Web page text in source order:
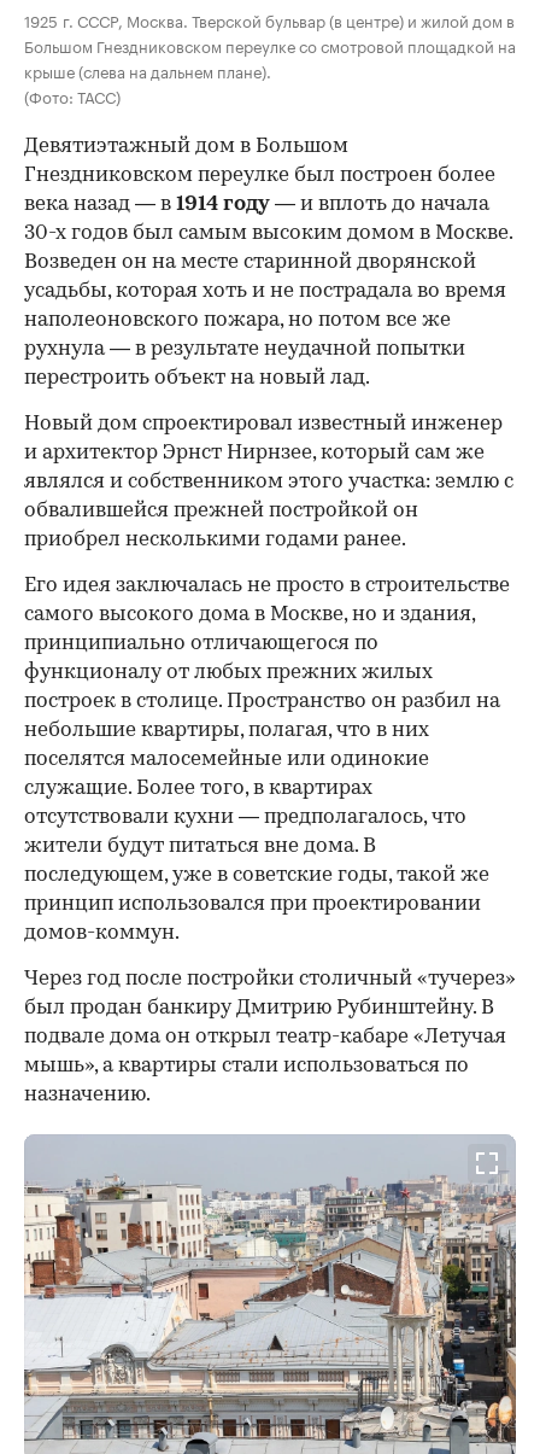
1925 г. СССР, Москва. Тверской бульвар (в центре) и жилой дом в
Большом Гнездниковском переулке со смотровой площадкой на
крыше (слева на дальнем плане).
(Фото: ТАСС)
Девятиэтажный дом в Большом
Гнездниковском переулке был построен более
века назад — в 1914 году — и вплоть до начала
30-х годов был самым высоким домом в Москве.
Возведен он на месте старинной дворянской
усадьбы, которая хоть и не пострадала во время
наполеоновского пожара, но потом все же
рухнула — в результате неудачной попытки
перестроить объект на новый лад.
Новый дом спроектировал известный инженер
и архитектор Эрнст Нирнзее, который сам же
являлся и собственником этого участка: землю с
обвалившейся прежней постройкой он
приобрел несколькими годами ранее.
Его идея заключалась не просто в строительстве
самого высокого дома в Москве, но и здания,
принципиально отличающегося по
функционалу от любых прежних жилых
построек в столице. Пространство он разбил на
небольшие квартиры, полагая, что в них
поселятся малосемейные или одинокие
служащие. Более того, в квартирах
отсутствовали кухни — предполагалось, что
жители будут питаться вне дома. В
последующем, уже в советские годы, такой же
принцип использовался при проектировании
домов-коммун.
Через год после постройки столичный «тучерез»
был продан банкиру Дмитрию Рубинштейну. В
подвале дома он открыл театр-кабаре «Летучая
мышь», а квартиры стали использоваться по
назначению.